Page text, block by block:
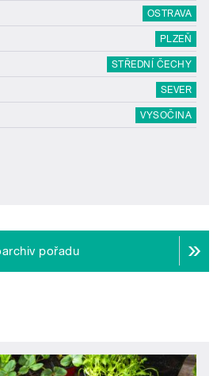
OSTRAVA
PLZEŇ
STŘEDNÍ ČECHY
SEVER
VYSOČINA
pořadu